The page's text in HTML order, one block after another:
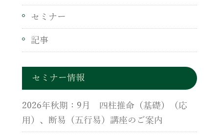
セミナー
記事
セミナー情報
2026年秋期：9月 四柱推命（基礎）（応
用）、断易（五行易）講座のご案内